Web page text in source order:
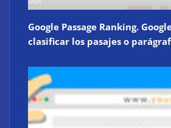
Google Passage Ranking.
clasificar los pasajes o